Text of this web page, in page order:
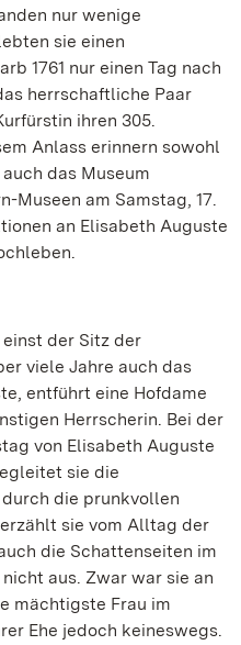
nur wenige
sie einen
1761 nur einen Tag nach
herrschaftliche Paar
ihren 305.
Anlass erinnern sowohl
das Museum
Museen am Samstag, 17.
an Elisabeth Auguste
der Sitz der
viele Jahre auch das
entführt eine Hofdame
Herrscherin. Bei der
von Elisabeth Auguste
sie die
die prunkvollen
sie vom Alltag der
die Schattenseiten im
aus. Zwar war sie an
mächtigste Frau im
Ehe jedoch keineswegs.